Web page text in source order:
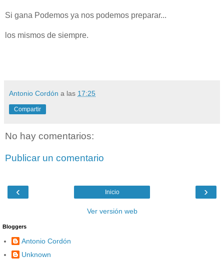
Si gana Podemos ya nos podemos preparar...
los mismos de siempre.
Antonio Cordón a las 17:25
Compartir
No hay comentarios:
Publicar un comentario
‹ ›
Inicio
Ver versión web
Bloggers
Antonio Cordón
Unknown